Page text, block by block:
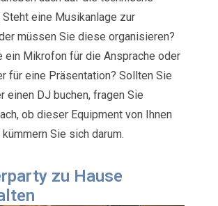
eine Musikanlage zur
müssen Sie diese organisieren?
ein Mikrofon für die Ansprache oder
für eine Präsentation? Sollten Sie
einen DJ buchen, fragen Sie
ob dieser Equipment von Ihnen
Sie sich darum.
zu Hause